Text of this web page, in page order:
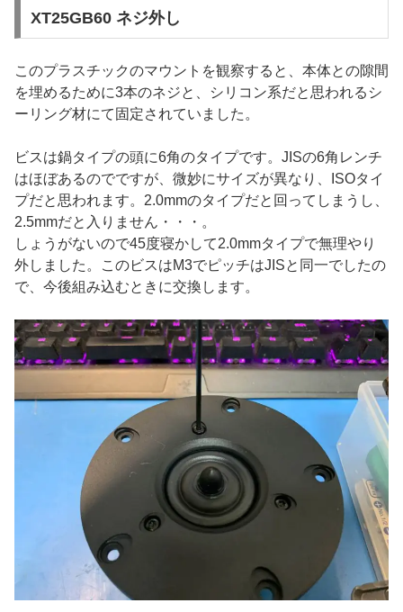
XT25GB60 ネジ外し
このプラスチックのマウントを観察すると、本体との隙間
を埋めるために3本のネジと、シリコン系だと思われるシ
ーリング材にて固定されていました。
ビスは鍋タイプの頭に6角のタイプです。JISの6角レンチ
はほぼあるのでですが、微妙にサイズが異なり、ISOタイ
プだと思われます。2.0mmのタイプだと回ってしまうし、
2.5mmだと入りません・・・。
しょうがないので45度寝かして2.0mmタイプで無理やり
外しました。このビスはM3でピッチはJISと同一でしたの
で、今後組み込むときに交換します。